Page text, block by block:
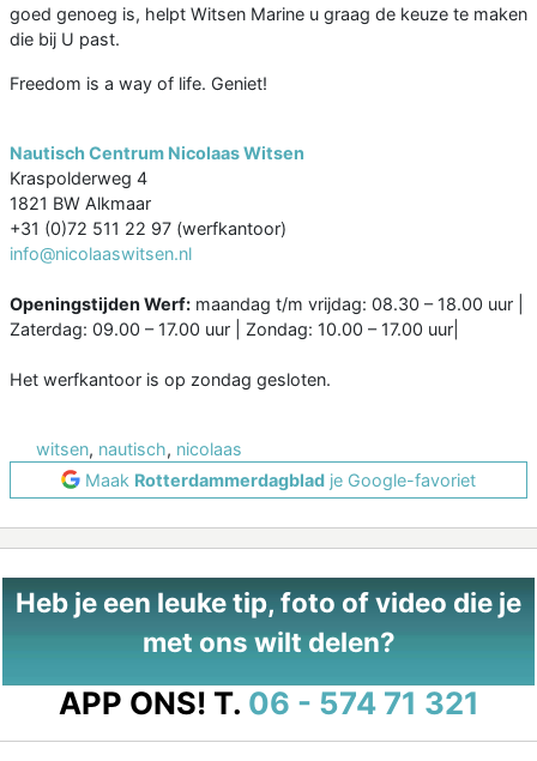
goed genoeg is, helpt Witsen Marine u graag de keuze te maken
die bij U past.
Freedom is a way of life. Geniet!
Nautisch Centrum Nicolaas Witsen
Kraspolderweg 4
1821 BW Alkmaar
+31 (0)72 511 22 97 (werfkantoor)
info@nicolaaswitsen.nl
Openingstijden Werf: maandag t/m vrijdag: 08.30 – 18.00 uur |
Zaterdag: 09.00 – 17.00 uur | Zondag: 10.00 – 17.00 uur|
Het werfkantoor is op zondag gesloten.
witsen, nautisch, nicolaas
Maak Rotterdammerdagblad je Google-favoriet
Heb je een leuke tip, foto of video die je
met ons wilt delen?
APP ONS! T. 06 - 574 71 321